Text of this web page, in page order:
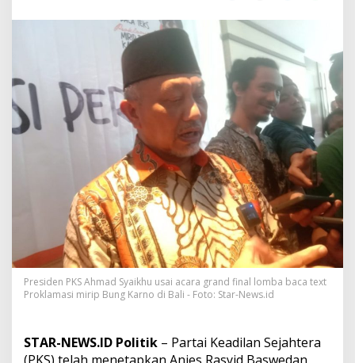
n
e
s
B
a
s
w
a
n
S
e
b
a
g
a
C
r
e
Presiden PKS Ahmad Syaikhu usai acara grand final lomba baca text
Proklamasi mirip Bung Karno di Bali - Foto: Star-News.id
STAR-NEWS.ID Politik – Partai Keadilan Sejahtera